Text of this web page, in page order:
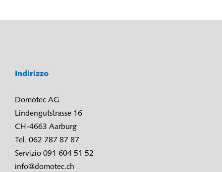
Indirizzo
Domotec AG
Lindengutstrasse 16
CH-4663 Aarburg
Tel. 062 787 87 87
Servizio 091 604 51 52
info@domotec.ch